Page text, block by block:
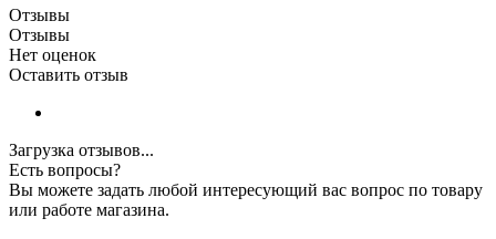
Отзывы
Отзывы
Нет оценок
Оставить отзыв
Загрузка отзывов...
Есть вопросы?
Вы можете задать любой интересующий вас вопрос по товару
или работе магазина.